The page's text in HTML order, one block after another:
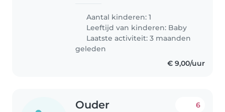
Aantal kinderen: 1
Leeftijd van kinderen: Baby
Laatste activiteit: 3 maanden
geleden
€ 9,00/uur
Ouder 6